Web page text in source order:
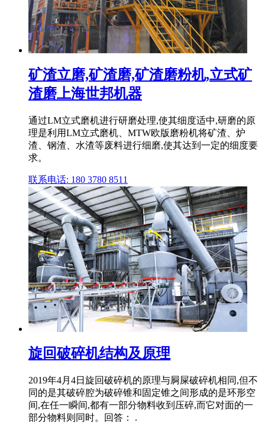
矿渣立磨,矿渣磨,矿渣磨粉机,立式矿
渣磨上海世邦机器
通过LM立式磨机进行研磨处理,使其细度适中,研磨的原
理是利用LM立式磨机、MTW欧版磨粉机将矿渣、炉
渣、钢渣、水渣等废料进行细磨,使其达到一定的细度要
求。
联系电话: 180 3780 8511
旋回破碎机结构及原理
2019年4月4日旋回破碎机的原理与屙屎破碎机相同,但不
同的是其破碎腔为破碎锥和固定锥之间形成的是环形空
间,在任一瞬间,都有一部分物料收到压碎,而它对面的一
部分物料则同时。回答： .